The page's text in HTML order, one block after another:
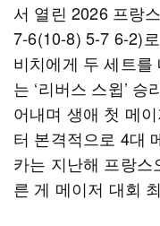
서 열린 2026 프랑
7-6(10-8) 5-7 6-2)
비치에게 두 세트를
는 ‘리버스 스윕’
어내며 생애 첫 메
터 본격적으로 4대
카는 지난해 프랑스
른 게 메이저 대회